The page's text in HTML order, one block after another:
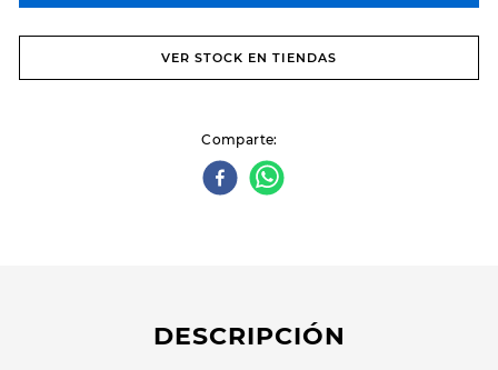
VER STOCK EN TIENDAS
Comparte
DESCRIPCIÓN